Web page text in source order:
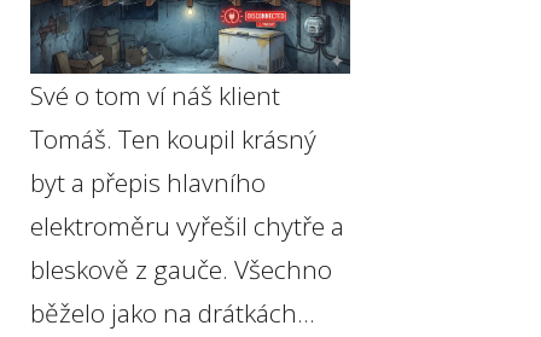
Své o tom ví náš klient
Tomáš. Ten koupil krásný
byt a přepis hlavního
elektroměru vyřešil chytře a
bleskově z gauče. Všechno
běželo jako na drátkách...